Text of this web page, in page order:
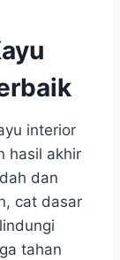
interior
hasil akhir
dan
cat dasar
tahan